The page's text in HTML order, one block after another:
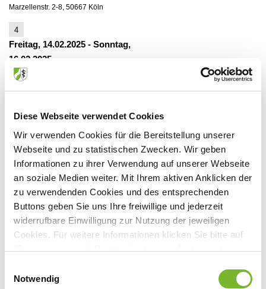
Diese Webseite verwendet Cookies
Wir verwenden Cookies für die Bereitstellung unserer
Webseite und zu statistischen Zwecken. Wir geben
Informationen zu ihrer Verwendung auf unserer Webseite
an soziale Medien weiter. Mit Ihrem aktiven Anklicken der
zu verwendenden Cookies und des entsprechenden
Buttons geben Sie uns Ihre freiwillige und jederzeit
widerrufbare Einwilligung zur Nutzung der jeweiligen
Cookies. Für weitere Informationen klicken Sie bitte auf
"Details anzeigen". Die Möglichkeit zur Änderung besteht
Datenschutzerklärung
Notwendig
Marzellenstr. 2-8, 50667 Köln
4
Freitag, 14.02.2025 - Sonntag,
16.02.2025
Veranstaltungsort:
5
Freitag, 14.03.2025 - Sonntag,
16.03.2025
Veranstaltungsort:
Akupunktur und natürliche
Marzellenstr. 2-8, 50667 Köln
6
Veranstaltungsort:
IAN - Internationale Akademie für angewandte